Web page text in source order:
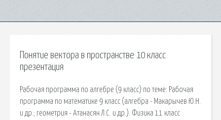
Понятие вектора в пространстве 10 класс
презентация
Рабочая программа по алгебре (9 класс) по теме: Рабочая
программа по математике 9 класс (алгебра - Макарычев Ю.Н.
и др.; геометрия - Атанасян Л.С. и др.). Физика 11 класс